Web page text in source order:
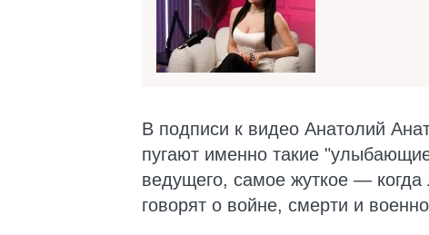
В подписи к видео Анатолий
пугают именно такие
ведущего, самое жуткое —
говорят о войне, смерти и